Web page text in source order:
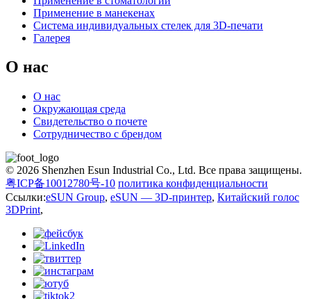
Применение в манекенах
Система индивидуальных стелек для 3D-печати
Галерея
О нас
О нас
Окружающая среда
Свидетельство о почете
Сотрудничество с брендом
© 2026 Shenzhen Esun Industrial Co., Ltd. Все права защищены.
粤ICP备10012780号-10 политика конфиденциальности
Ссылки:eSUN Group, eSUN — 3D-принтер, Китайский голос
3DPrint,